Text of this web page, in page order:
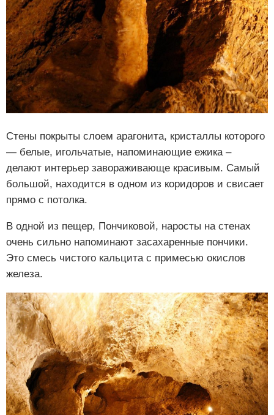
Стены покрыты слоем арагонита, кристаллы которого
— белые, игольчатые, напоминающие ежика –
делают интерьер завораживающе красивым. Самый
большой, находится в одном из коридоров и свисает
прямо с потолка.
В одной из пещер, Пончиковой, наросты на стенах
очень сильно напоминают засахаренные пончики.
Это смесь чистого кальцита с примесью окислов
железа.